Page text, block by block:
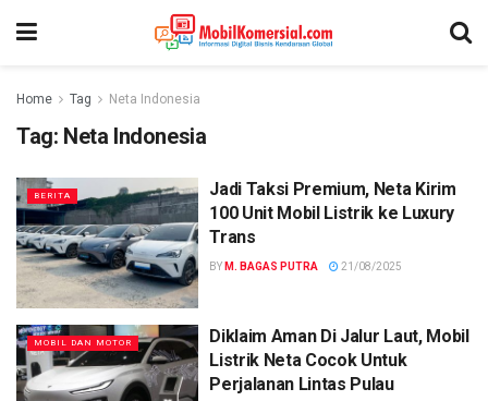
Home Tag Neta Indonesia
Tag: Neta Indonesia
BERITA
Jadi Taksi Premium, Neta Kirim
100 Unit Mobil Listrik ke Luxury
Trans
BY M. BAGAS PUTRA 21/08/2025
MOBIL DAN MOTOR
Diklaim Aman Di Jalur Laut, Mobil
Listrik Neta Cocok Untuk
Perjalanan Lintas Pulau